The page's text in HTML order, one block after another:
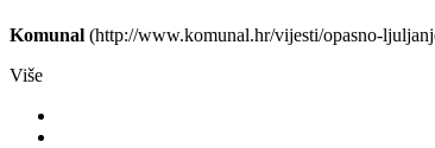
Komunal (http://www.komunal.hr/vijesti/opasno-
Više